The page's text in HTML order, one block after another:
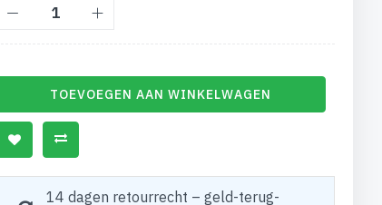
TOEVOEGEN AAN WINKELWAGEN
14 dagen retourrecht – geld-terug-